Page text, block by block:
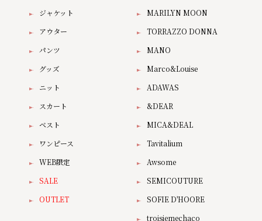
ジャケット
アウター
パンツ
グッズ
ニット
スカート
ベスト
ワンピース
WEB限定
SALE
OUTLET
MARILYN MOON
TORRAZZO DONNA
MANO
Marco&Louise
ADAWAS
&DEAR
MICA&DEAL
Tavitalium
Awsome
SEMICOUTURE
SOFIE D'HOORE
troisiemechaco